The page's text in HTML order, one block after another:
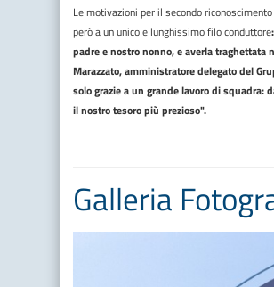
Le motivazioni per il secondo
però a un unico e lunghissimo filo conduttore
padre e nostro nonno, e averla traghettata
Marazzato, amministratore delegato del
solo grazie a un grande lavoro di squadra:
il nostro tesoro più prezioso".
Galleria